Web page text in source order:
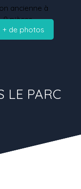
+ de photos
LE PARC